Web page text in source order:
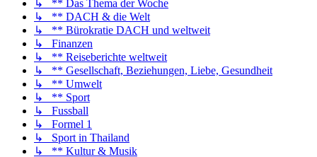
↳ ** Das Thema der Woche
↳ ** DACH & die Welt
↳ ** Bürokratie DACH und weltweit
↳ Finanzen
↳ ** Reiseberichte weltweit
↳ ** Gesellschaft, Beziehungen, Liebe, Gesundheit
↳ ** Umwelt
↳ ** Sport
↳ Fussball
↳ Formel 1
↳ Sport in Thailand
↳ ** Kultur & Musik